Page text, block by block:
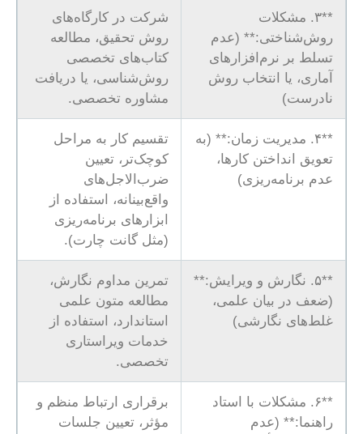
**۳. مشکلات
روش‌شناختی:** (عدم
تسلط بر نرم‌افزارهای
آماری، یا انتخاب روش
نادرست)
شرکت در کارگاه‌های
روش تحقیق، مطالعه
کتاب‌های تخصصی
روش‌شناسی، یا دریافت
مشاوره تخصصی.
**۴. مدیریت زمان:** (به
تعویق انداختن کارها،
عدم برنامه‌ریزی)
تقسیم کار به مراحل
کوچک‌تر، تعیین
ضرب‌الاجل‌های
واقع‌بینانه، استفاده از
ابزارهای برنامه‌ریزی
(مثل گانت چارت).
**۵. نگارش و ویرایش:**
(ضعف در بیان علمی،
غلط‌های نگارشی)
تمرین مداوم نگارش،
مطالعه متون علمی
استاندارد، استفاده از
خدمات ویراستاری
تخصصی.
**۶. مشکلات با استاد
راهنما:** (عدم
برقراری ارتباط منظم و
مؤثر، تعیین جلسات